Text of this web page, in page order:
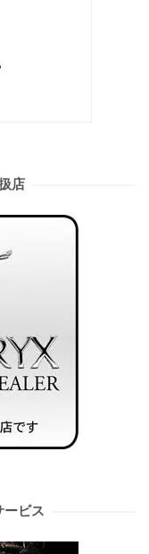
店
ービス